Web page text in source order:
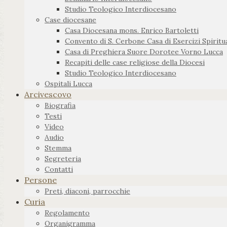
Studio Teologico Interdiocesano
Case diocesane
Casa Diocesana mons. Enrico Bartoletti
Convento di S. Cerbone Casa di Esercizi
Casa di Preghiera Suore Dorotee Vorno Lucca
Recapiti delle case religiose della Diocesi
Studio Teologico Interdiocesano
Ospitali Lucca
Arcivescovo
Biografia
Testi
Video
Audio
Stemma
Segreteria
Contatti
Persone
Preti, diaconi, parrocchie
Curia
Regolamento
Organigramma